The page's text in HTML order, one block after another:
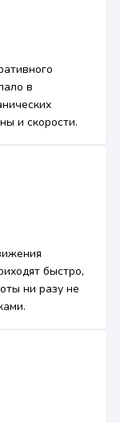
в
и скорости.
быстро,
ни разу не